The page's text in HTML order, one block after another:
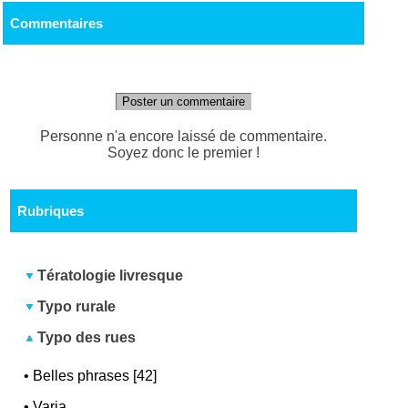
Commentaires
Poster un commentaire
Personne n'a encore laissé de commentaire.
Soyez donc le premier !
Rubriques
Tératologie livresque
Typo rurale
Typo des rues
• Belles phrases [42]